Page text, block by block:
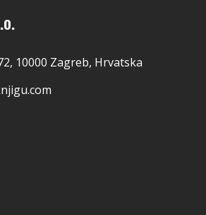
10000 Zagreb, Hrvatska